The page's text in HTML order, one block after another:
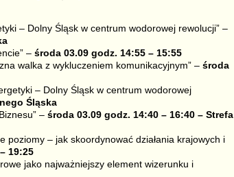
– Dolny Śląsk w centrum wodorowej rewolucji” –
– środa 03.09 godz. 14:55 – 15:55
walka z wykluczeniem komunikacyjnym” – środa
– Dolny Śląsk w centrum wodorowej
Śląska
– środa 03.09 godz. 14:40 – 16:40 – Strefa
poziomy – jak skoordynować działania krajowych i
19:25
jako najważniejszy element wizerunku i